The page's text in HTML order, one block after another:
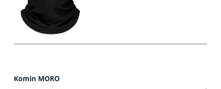
Komin MORO